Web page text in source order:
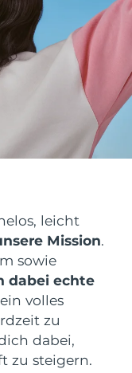
leicht
Mission.
sowie
dabei echte
volles
zu
dabei,
zu steigern.
Meine Geräte
Bestellungen
Meine Adressen
Abonnements
Español
Português
Русский
Lieferung
Lieferung
Lieferung